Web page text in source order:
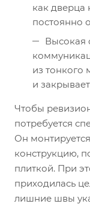
как дверца
постоянно
Высокая
из тонкого
и
Чтобы
потребуется
Он
конструкцию,
плиткой. При
приходилась
лишние швы